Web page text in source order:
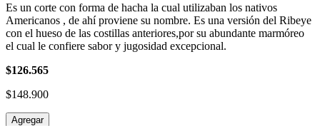
Es un corte con forma de hacha la cual utilizaban los nativos
Americanos , de ahí proviene su nombre. Es una versión del Ribeye
con el hueso de las costillas anteriores,por su abundante marmóreo
el cual le confiere sabor y jugosidad excepcional.
$126.565
$148.900
Agregar